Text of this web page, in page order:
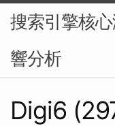
搜索引擎核
響分析
Digi6